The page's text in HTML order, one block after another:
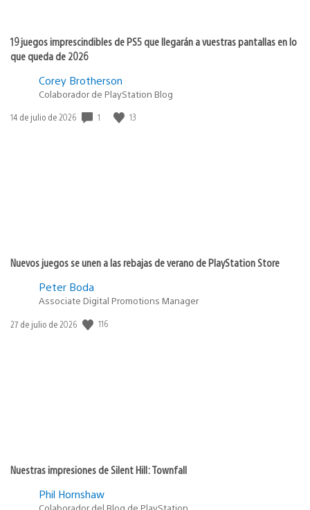
19 juegos imprescindibles de PS5 que llegarán a vuestras pantallas en lo
que queda de 2026
Corey Brotherson
Colaborador de PlayStation Blog
Fecha
14 de julio de 2026 1 13
Nuevos juegos se unen a las rebajas de verano de PlayStation Store
Peter Boda
Associate Digital Promotions Manager
Fecha
27 de julio de 2026 116
Nuestras impresiones de Silent Hill: Townfall
Phil Hornshaw
Colaborador del Blog de PlayStation